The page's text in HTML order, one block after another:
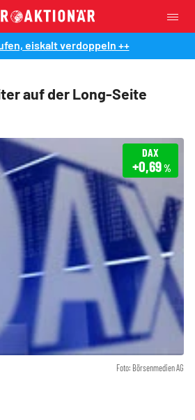
eiskalt verdoppeln ++
auf der Long-Seite
Foto: Börsenmedien AG
DAX
+0,69%